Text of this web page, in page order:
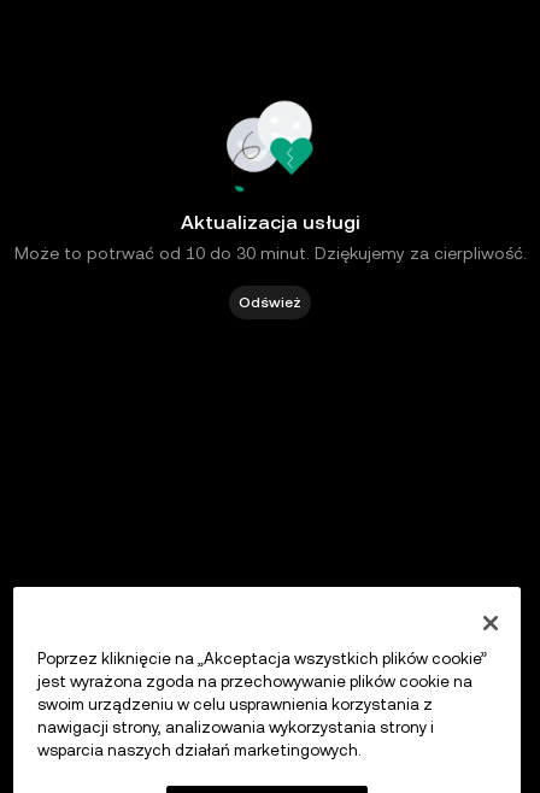
Aktualizacja usługi
Może to potrwać od 10 do 30 minut. Dziękujemy za cierpliwość.
Odśwież
Poprzez kliknięcie na „Akceptacja wszystkich plików cookie”
jest wyrażona zgoda na przechowywanie plików cookie na
swoim urządzeniu w celu usprawnienia korzystania z
nawigacji strony, analizowania wykorzystania strony i
wsparcia naszych działań marketingowych.